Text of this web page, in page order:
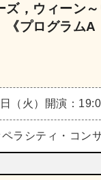
ズ，ウィーン
《プログラム
（火） 開演：
ラシティ・コン